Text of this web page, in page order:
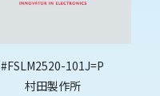
#FSLM2520-101J=P
村田製作所